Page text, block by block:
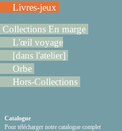
Livres-jeux
Collections En marge
L'œil voyage
[dans l'atelier]
Orbe
Hors-Collections
Catalogue
Pour télécharger notre catalogue complet